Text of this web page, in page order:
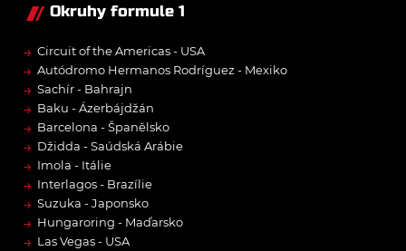
Okruhy formule 1
→ Circuit of the Americas - USA
→ Autódromo Hermanos Rodríguez - Mexiko
→ Sachír - Bahrajn
→ Baku - Ázerbájdžán
→ Barcelona - Španělsko
→ Džidda - Saúdská Arábie
→ Imola - Itálie
→ Interlagos - Brazílie
→ Suzuka - Japonsko
→ Hungaroring - Maďarsko
→ Las Vegas - USA